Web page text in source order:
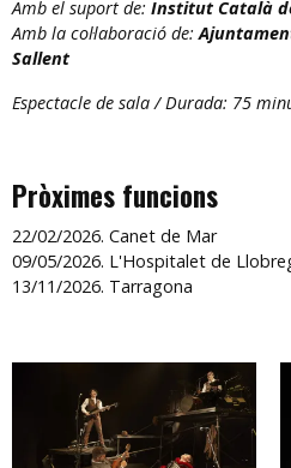
Amb el suport de: Institut Català
Amb la col·laboració de:
Sallent
Espectacle de sala / Durada: 75
Pròximes funcions
22/02/2026. Canet de Mar
09/05/2026. L'Hospitalet de
13/11/2026. Tarragona